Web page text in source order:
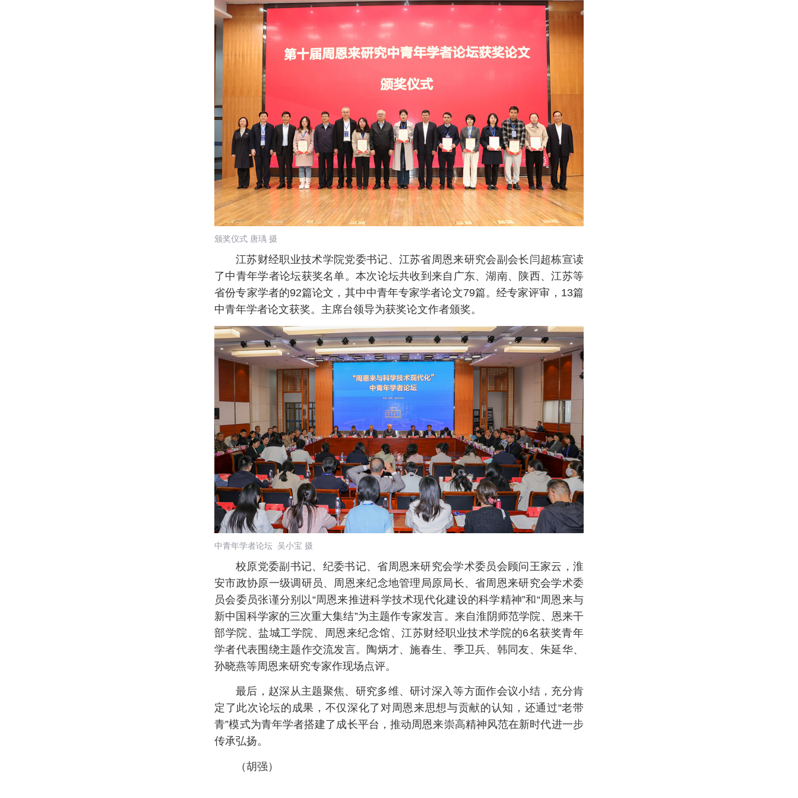
颁奖仪式 唐瑀 摄
江苏财经职业技术学院党委书记、江苏省周恩来研究会副会长闫超栋宣读
了中青年学者论坛获奖名单。本次论坛共收到来自广东、湖南、陕西、江苏等
省份专家学者的92篇论文，其中中青年专家学者论文79篇。经专家评审，13篇
中青年学者论文获奖。主席台领导为获奖论文作者颁奖。
中青年学者论坛 吴小宝 摄
校原党委副书记、纪委书记、省周恩来研究会学术委员会顾问王家云，淮
安市政协原一级调研员、 周恩来纪念地管理局原局长、省周恩来研究会学术委
员会委员张谨分别以“周恩来推进科学技术现代化建设的科学精神”和“周恩来与
新中国科学家的三次重大集结”为主题作专家发言。来自淮阴师范学院、恩来干
部学院、盐城工学院、周恩来纪念馆、江苏财经职业技术学院的6名获奖青年
学者代表围绕主题作交流发言。陶炳才、施春生、季卫兵、韩同友、朱延华、
孙晓燕等周恩来研究专家作现场点评。
最后，赵深从主题聚焦、研究多维、研讨深入等方面作会议小结，充分肯
定了此次论坛的成果，不仅深化了对周恩来思想与贡献的认知，还通过“老带
青”模式为青年学者搭建了成长平台，推动周恩来崇高精神风范在新时代进一步
传承弘扬。
（胡强）